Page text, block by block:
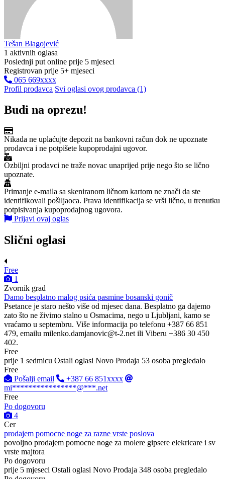
Tešan Blagojević
1 aktivnih oglasa
Poslednji put online prije 5 mjeseci
Registrovan prije 5+ mjeseci
065 669xxxx
Profil prodavca Svi oglasi ovog prodavca (1)
Budi na oprezu!
Nikada ne uplaćujte depozit na bankovni račun dok ne upoznate
prodavca i ne potpišete kupoprodajni ugovor.
Ozbiljni prodavci ne traže novac unaprijed prije nego što se lično
upoznate.
Primanje e-maila sa skeniranom ličnom kartom ne znači da ste
identifikovali pošiljaoca. Prava identifikacija se vrši lično, u trenutku
potpisivanja kupoprodajnog ugovora.
Prijavi ovaj oglas
Slični oglasi
Free
1
Zvornik grad
Damo besplatno malog psića pasmine bosanski gonič
Psetance je staro nešto više od mjesec dana. Besplatno ga dajemo
zato što ne živimo stalno u Osmacima, nego u Ljubljani, kamo se
vraćamo u septembru. Više informacija po telefonu +387 66 851
479, emailu milenko.damjanovic@t-2.net ili Viberu +386 30 450
402.
Free
prije 1 sedmicu Ostali oglasi Novo Prodaja 53 osoba pregledalo
Free
Pošalji email
+387 66 851xxxx
mi****************@***.net
Free
Po dogovoru
4
Cer
prodajem pomocne noge za razne vrste poslova
povoljno prodajem pomocne noge za molere gipsere elekricare i sv
vrste majtora
Po dogovoru
prije 5 mjeseci Ostali oglasi Novo Prodaja 348 osoba pregledalo